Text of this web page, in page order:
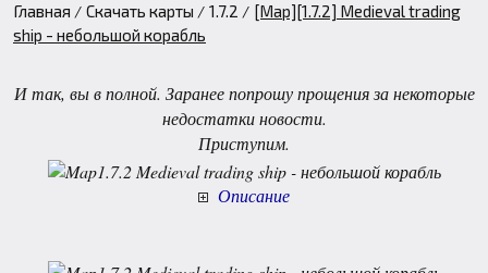
Главная Скачать карты 1.7.2
[Map][1.7.2] Medieval trading
ship - небольшой корабль
И так, вы в полной. Заранее попрошу прощения за некоторые
недостатки новости.
Приступим.
Описание